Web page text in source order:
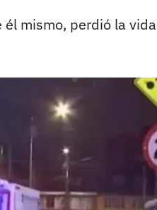
mismo, perdió la vida